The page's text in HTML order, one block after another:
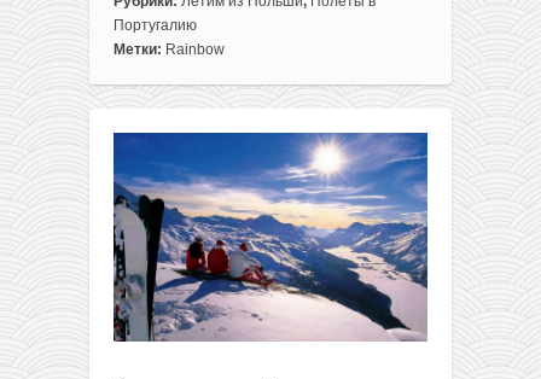
Чартеры
из
туда-
обратно
Португалию
Метки: Rainbow